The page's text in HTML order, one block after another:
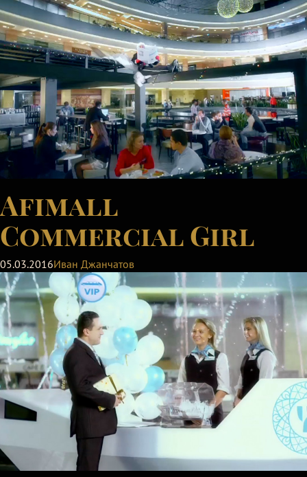
Afimall
Commercial Girl
05.03.2016Иван Джанчатов